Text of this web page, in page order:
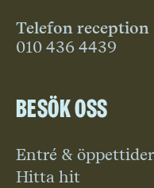
Telefon reception
010 436 4439
Besök oss
Entré & öppettider
Hitta hit